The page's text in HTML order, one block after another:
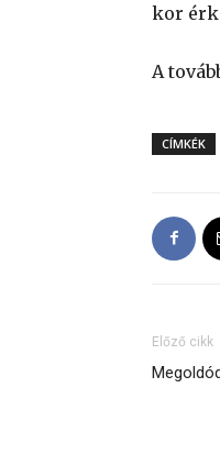
kor
A
CÍMKÉK
Előző cikk